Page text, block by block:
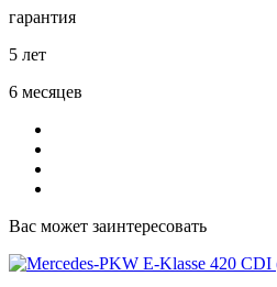
гарантия
5 лет
6 месяцев
Вас может заинтересовать